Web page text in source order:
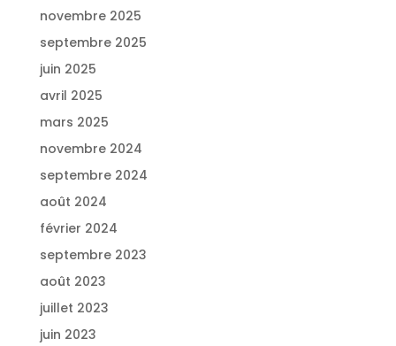
novembre 2025
septembre 2025
juin 2025
avril 2025
mars 2025
novembre 2024
septembre 2024
août 2024
février 2024
septembre 2023
août 2023
juillet 2023
juin 2023